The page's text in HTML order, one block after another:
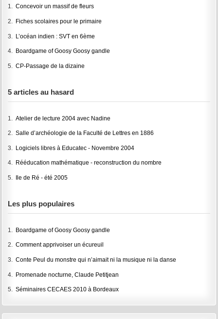
1.Concevoir un massif de fleurs
2. Fiches scolaires pour le primaire
3. L’océan indien : SVT en 6ème
4. Boardgame of Goosy Goosy gandle
5.CP-Passage de la dizaine
5 articles au hasard
1.Atelier de lecture 2004 avec Nadine
2.Salle d’archéologie de la Faculté de Lettres en 1886
3. Logiciels libres à Educatec - Novembre 2004
4. Rééducation mathématique - reconstruction du nombre
5. Ile de Ré - été 2005
Les plus populaires
1. Boardgame of Goosy Goosy gandle
2.Comment apprivoiser un écureuil
3.Conte Peul du monstre qui n’aimait ni la musique ni la danse
4. Promenade nocturne, Claude Petitjean
5.Séminaires CECAES 2010 à Bordeaux